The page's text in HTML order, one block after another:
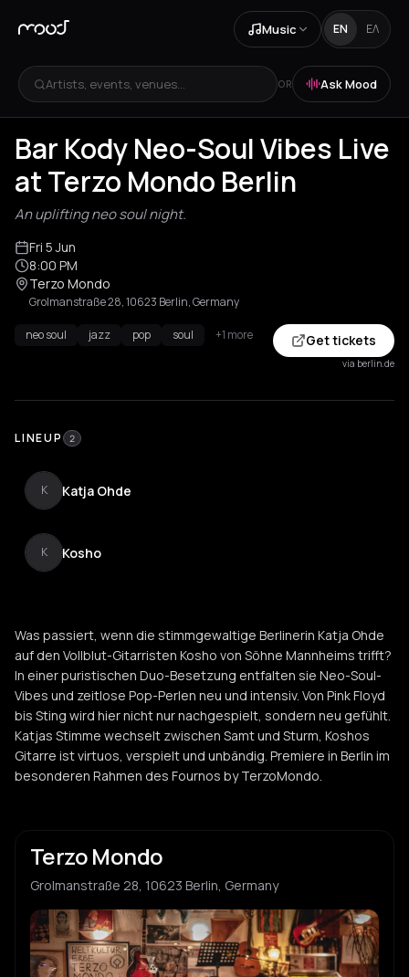
Music EN ΕΛ
Artists, events, venues... OR Ask Mood
Bar Kody Neo-Soul Vibes Live
at Terzo Mondo Berlin
An uplifting neo soul night.
Fri 5 Jun
8:00 PM
Terzo Mondo
Grolmanstraße 28, 10623 Berlin, Germany
neo soul jazz pop soul +1 more Get tickets
via berlin.de
LINEUP 2
K Katja Ohde
K Kosho
Was passiert, wenn die stimmgewaltige Berlinerin Katja Ohde
auf den Vollblut-Gitarristen Kosho von Söhne Mannheims trifft?
In einer puristischen Duo-Besetzung entfalten sie Neo-Soul-
Vibes und zeitlose Pop-Perlen neu und intensiv. Von Pink Floyd
bis Sting wird hier nicht nur nachgespielt, sondern neu gefühlt.
Katjas Stimme wechselt zwischen Samt und Sturm, Koshos
Gitarre ist virtuos, verspielt und unbändig. Premiere in Berlin im
besonderen Rahmen des Fournos by TerzoMondo.
Terzo Mondo
Grolmanstraße 28, 10623 Berlin, Germany